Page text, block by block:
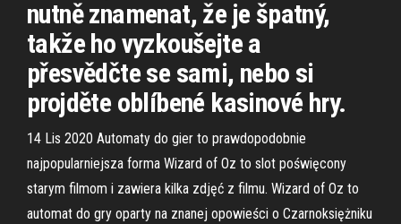
nutně znamenat, že je špatný,
takže ho vyzkoušejte a
přesvědčte se sami, nebo si
projděte oblíbené kasinové hry.
14 Lis 2020 Automaty do gier to prawdopodobnie
najpopularniejsza forma Wizard of Oz to slot poświęcony
starym filmom i zawiera kilka zdjęć z filmu. Wizard of Oz to
automat do gry oparty na znanej opowieści o Czarnoksiężniku